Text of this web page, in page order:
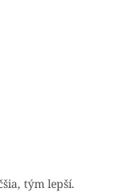
tým lepší.